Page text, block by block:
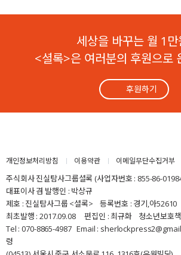
세상을 바꾸는 월 1만
<셜록>은 여러분의 후원으로
후원하기
개인정보처리방침 이용약관 이메일무단수집거부
주식회사 진실탐사그룹셜록 (사업자번호 : 855-86-
대표이사 겸 발행인 : 박상규
제호 : 진실탐사그룹 <셜록> 등록번호 : 경기,아
최초발행 : 2017.09.08 편집인 : 최규화 청소년보호책
Tel : 070-8865-4987 Email :
령